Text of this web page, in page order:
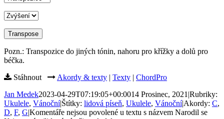
Pozn.: Transpozice do jiných tónin, nahoru pro křížky a dolů pro
béčka.
Stáhnout
Akordy & texty | Texty | ChordPro
Jan Medek2023-04-29T07:19:05+00:0014 Prosinec, 2021 |Rubriky:
Ukulele, Vánoční|Štítky: lidová píseň, Ukulele, Vánoční|Akordy: C,
D, F, G|Komentáře nejsou povolené u textu s názvem Narodil se